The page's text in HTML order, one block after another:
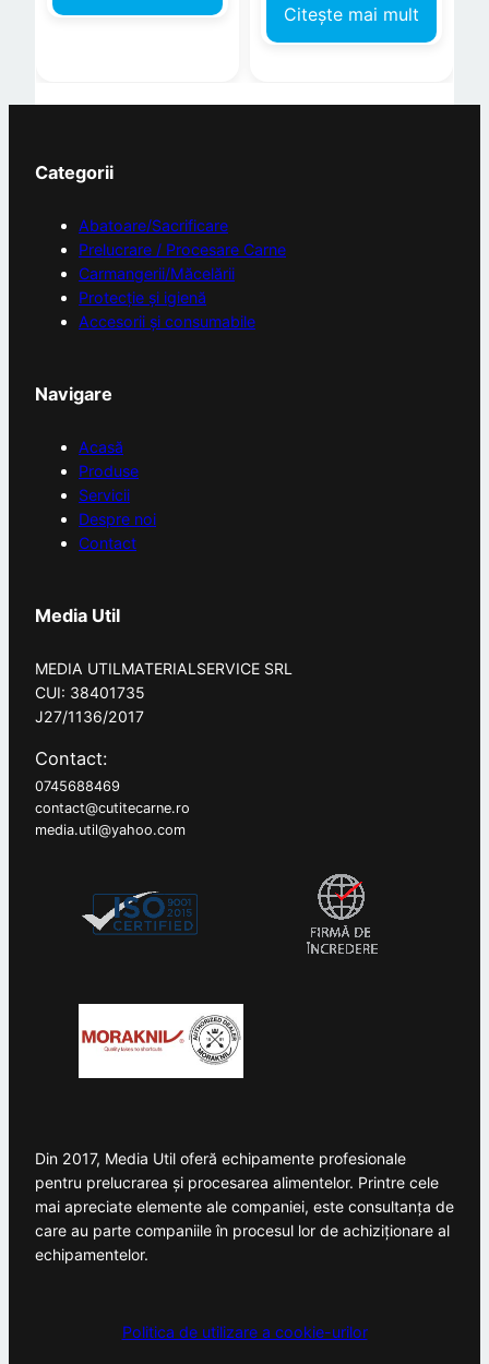
Citește mai mult
Categorii
Abatoare/Sacrificare
Prelucrare / Procesare Carne
Carmangerii/Măcelării
Protecție și igienă
Accesorii și consumabile
Navigare
Acasă
Produse
Servicii
Despre noi
Contact
Media Util
MEDIA UTILMATERIALSERVICE SRL
CUI: 38401735
J27/1136/2017
Contact:
0745688469
contact@cutitecarne.ro
media.util@yahoo.com
Din 2017, Media Util oferă echipamente profesionale
pentru prelucrarea și procesarea alimentelor. Printre cele
mai apreciate elemente ale companiei, este consultanța de
care au parte companiile în procesul lor de achiziționare al
echipamentelor.
Politica de utilizare a cookie-urilor